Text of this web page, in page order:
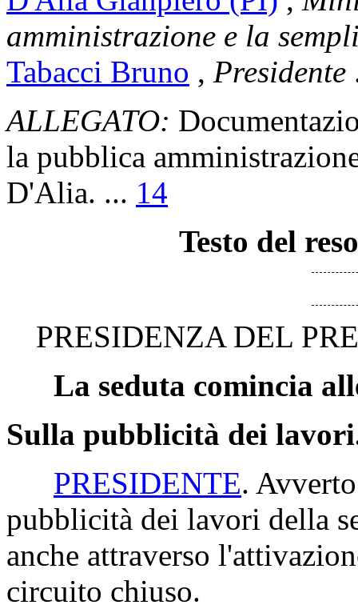
amministrazione e la
Tabacci Bruno , Presidente
ALLEGATO:
la pubblica
D'Alia. ... 14
Testo del
PRESIDENZA DEL
La seduta comincia
Sulla pubblicità dei
PRESIDENTE.
pubblicità dei lavori della
anche attraverso
circuito chiuso.